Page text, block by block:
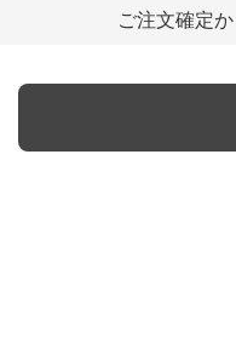
ご注文確定